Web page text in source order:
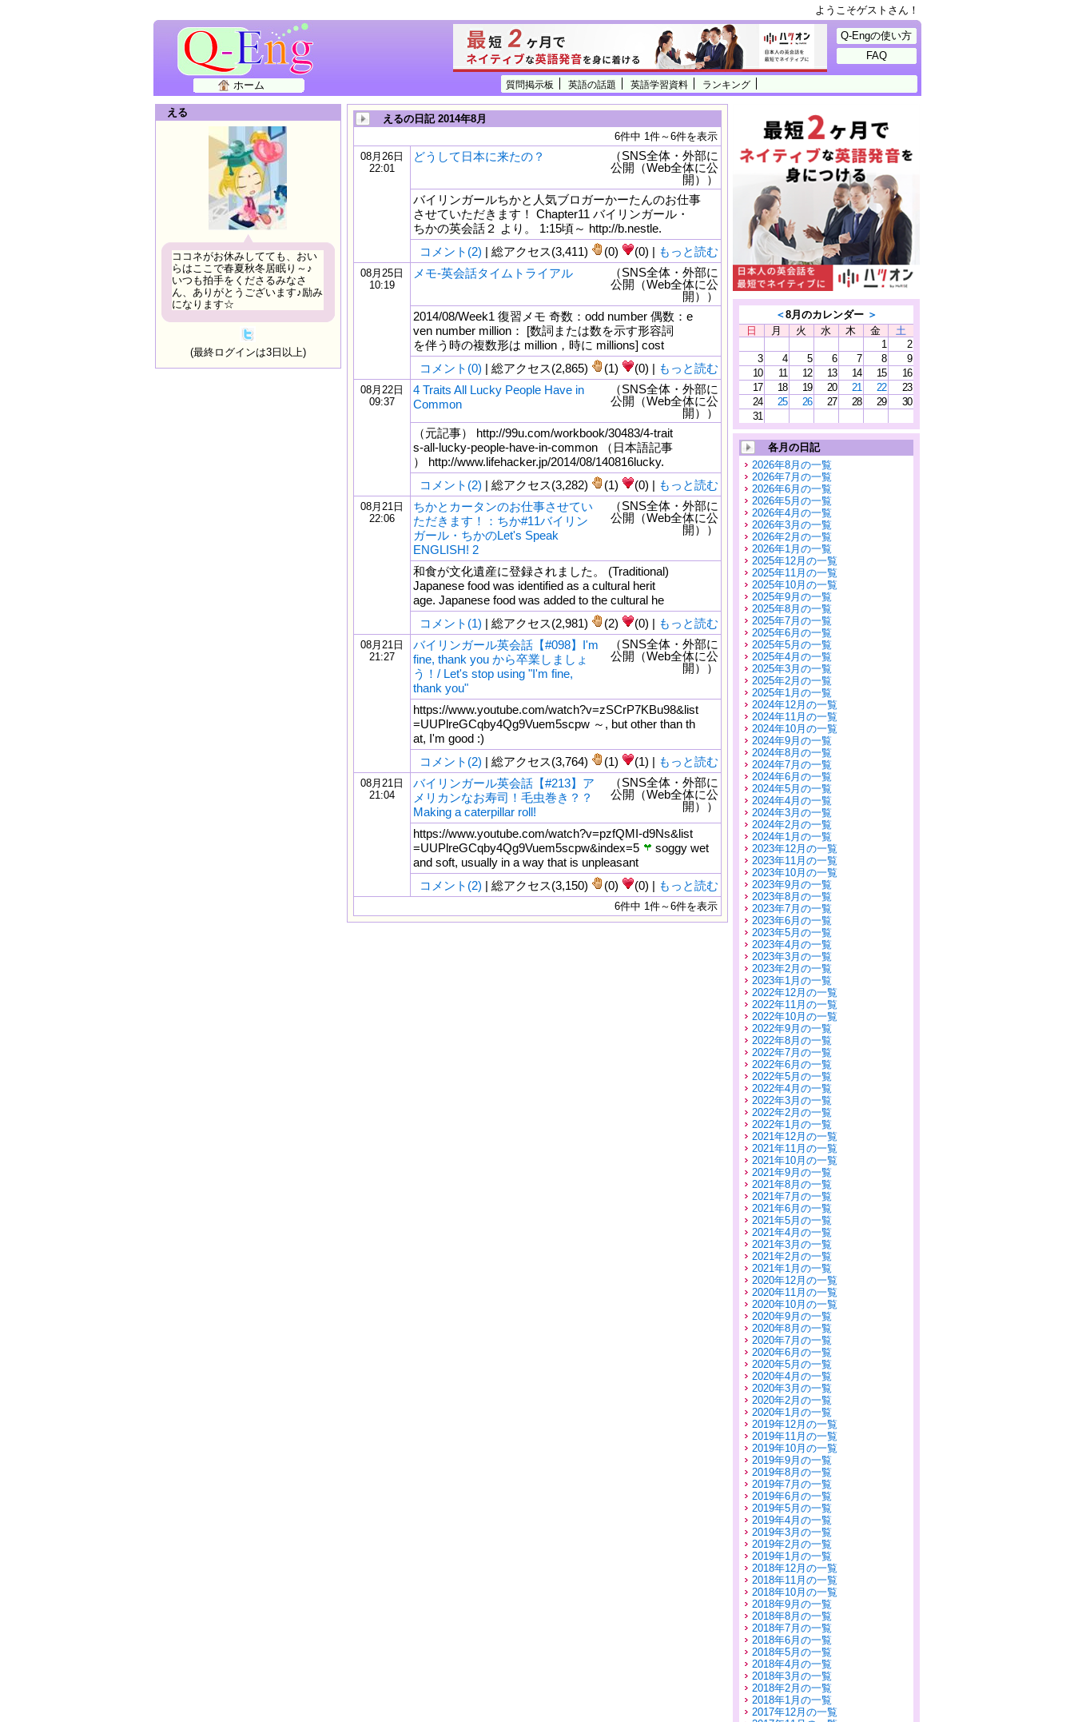
ようこそゲストさん！
質問掲示板 英語の話題 英語学習資料 ランキング
ホーム
Q-Engの使い方
FAQ
える
ココネがお休みしてても、おい
らはここで春夏秋冬居眠り～♪
いつも拍手をくださるみなさ
ん、ありがとうございます♪励み
になります☆
(最終ログインは3日以上)
えるの日記 2014年8月
6件中 1件～6件を表示
08月26日
22:01
どうして日本に来たの？
（SNS全体・外部に
公開（Web全体に公
開））
バイリンガールちかと人気ブロガーかーたんのお仕事
させていただきます！ Chapter11 バイリンガール・
ちかの英会話２ より。 1:15頃～ http://b.nestle.
コメント(2) | 総アクセス(3,411) (0) (0) | もっと読む
08月25日
10:19
メモ-英会話タイムトライアル
（SNS全体・外部に
公開（Web全体に公
開））
2014/08/Week1 復習メモ 奇数：odd number 偶数：e
ven number million： [数詞または数を示す形容詞
を伴う時の複数形は million，時に millions] cost
コメント(0) | 総アクセス(2,865) (1) (0) | もっと読む
08月22日
09:37
4 Traits All Lucky People Have in
Common
（SNS全体・外部に
公開（Web全体に公
開））
（元記事） http://99u.com/workbook/30483/4-trait
s-all-lucky-people-have-in-common （日本語記事
） http://www.lifehacker.jp/2014/08/140816lucky.
コメント(2) | 総アクセス(3,282) (1) (0) | もっと読む
08月21日
22:06
ちかとカータンのお仕事させてい
ただきます！：ちか#11バイリン
ガール・ちかのLet's Speak
ENGLISH! 2
（SNS全体・外部に
公開（Web全体に公
開））
和食が文化遺産に登録されました。 (Traditional)
Japanese food was identified as a cultural herit
age. Japanese food was added to the cultural he
コメント(1) | 総アクセス(2,981) (2) (0) | もっと読む
08月21日
21:27
バイリンガール英会話【#098】I'm
fine, thank you から卒業しましょ
う！/ Let's stop using "I'm fine,
thank you"
（SNS全体・外部に
公開（Web全体に公
開））
https://www.youtube.com/watch?v=zSCrP7KBu98&list
=UUPlreGCqby4Qg9Vuem5scpw ～, but other than th
at, I'm good :)
コメント(2) | 総アクセス(3,764) (1) (1) | もっと読む
08月21日
21:04
バイリンガール英会話【#213】ア
メリカンなお寿司！毛虫巻き？？
Making a caterpillar roll!
（SNS全体・外部に
公開（Web全体に公
開））
https://www.youtube.com/watch?v=pzfQMI-d9Ns&list
=UUPlreGCqby4Qg9Vuem5scpw&index=5
soggy wet
and soft, usually in a way that is unpleasant
コメント(2) | 総アクセス(3,150) (0) (0) | もっと読む
6件中 1件～6件を表示
＜8月のカレンダー ＞
日
月 火 水 木 金
土
1
2
3
4 5 6 7 8
9
10
11 12 13 14 15
16
17
18 19 20 21 22
23
24
25 26 27 28 29
30
31
各月の日記
2026年8月の一覧
2026年7月の一覧
2026年6月の一覧
2026年5月の一覧
2026年4月の一覧
2026年3月の一覧
2026年2月の一覧
2026年1月の一覧
2025年12月の一覧
2025年11月の一覧
2025年10月の一覧
2025年9月の一覧
2025年8月の一覧
2025年7月の一覧
2025年6月の一覧
2025年5月の一覧
2025年4月の一覧
2025年3月の一覧
2025年2月の一覧
2025年1月の一覧
2024年12月の一覧
2024年11月の一覧
2024年10月の一覧
2024年9月の一覧
2024年8月の一覧
2024年7月の一覧
2024年6月の一覧
2024年5月の一覧
2024年4月の一覧
2024年3月の一覧
2024年2月の一覧
2024年1月の一覧
2023年12月の一覧
2023年11月の一覧
2023年10月の一覧
2023年9月の一覧
2023年8月の一覧
2023年7月の一覧
2023年6月の一覧
2023年5月の一覧
2023年4月の一覧
2023年3月の一覧
2023年2月の一覧
2023年1月の一覧
2022年12月の一覧
2022年11月の一覧
2022年10月の一覧
2022年9月の一覧
2022年8月の一覧
2022年7月の一覧
2022年6月の一覧
2022年5月の一覧
2022年4月の一覧
2022年3月の一覧
2022年2月の一覧
2022年1月の一覧
2021年12月の一覧
2021年11月の一覧
2021年10月の一覧
2021年9月の一覧
2021年8月の一覧
2021年7月の一覧
2021年6月の一覧
2021年5月の一覧
2021年4月の一覧
2021年3月の一覧
2021年2月の一覧
2021年1月の一覧
2020年12月の一覧
2020年11月の一覧
2020年10月の一覧
2020年9月の一覧
2020年8月の一覧
2020年7月の一覧
2020年6月の一覧
2020年5月の一覧
2020年4月の一覧
2020年3月の一覧
2020年2月の一覧
2020年1月の一覧
2019年12月の一覧
2019年11月の一覧
2019年10月の一覧
2019年9月の一覧
2019年8月の一覧
2019年7月の一覧
2019年6月の一覧
2019年5月の一覧
2019年4月の一覧
2019年3月の一覧
2019年2月の一覧
2019年1月の一覧
2018年12月の一覧
2018年11月の一覧
2018年10月の一覧
2018年9月の一覧
2018年8月の一覧
2018年7月の一覧
2018年6月の一覧
2018年5月の一覧
2018年4月の一覧
2018年3月の一覧
2018年2月の一覧
2018年1月の一覧
2017年12月の一覧